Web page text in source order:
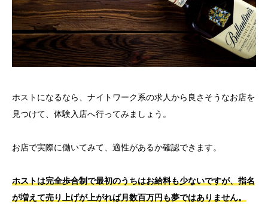
ホストになるなら、ナイトワーク系の求人から良さそうなお店を
見つけて、体験入店へ行ってみましょう。
お店で実際に働いてみて、適性があるか確認できます。
ホストは完全歩合制で最初のうちはお給料も少ないですが、指名
が増えて売り上げが上がれば月数百万円も夢ではありません。